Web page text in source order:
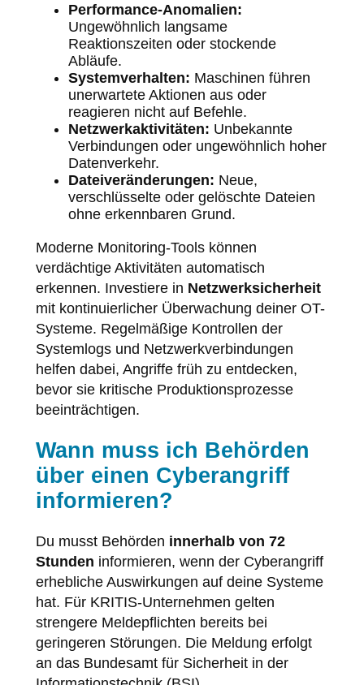
Performance-Anomalien:
Ungewöhnlich langsame
Reaktionszeiten oder stockende
Abläufe.
Systemverhalten: Maschinen führen
unerwartete Aktionen aus oder
reagieren nicht auf Befehle.
Netzwerkaktivitäten: Unbekannte
Verbindungen oder ungewöhnlich hoher
Datenverkehr.
Dateiveränderungen: Neue,
verschlüsselte oder gelöschte Dateien
ohne erkennbaren Grund.
Moderne Monitoring-Tools können
verdächtige Aktivitäten automatisch
erkennen. Investiere in Netzwerksicherheit
mit kontinuierlicher Überwachung deiner OT-
Systeme. Regelmäßige Kontrollen der
Systemlogs und Netzwerkverbindungen
helfen dabei, Angriffe früh zu entdecken,
bevor sie kritische Produktionsprozesse
beeinträchtigen.
Wann muss ich Behörden
über einen Cyberangriff
informieren?
Du musst Behörden innerhalb von 72
Stunden informieren, wenn der Cyberangriff
erhebliche Auswirkungen auf deine Systeme
hat. Für KRITIS-Unternehmen gelten
strengere Meldepflichten bereits bei
geringeren Störungen. Die Meldung erfolgt
an das Bundesamt für Sicherheit in der